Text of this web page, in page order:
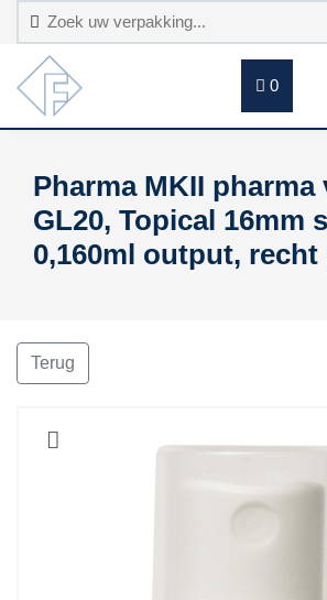
0
Pharma MKII
GL20, Topical 16mm
0,160ml output, recht
Terug